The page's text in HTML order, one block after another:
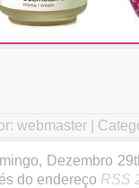
webmaster |
Dezembro
do endereço RSS